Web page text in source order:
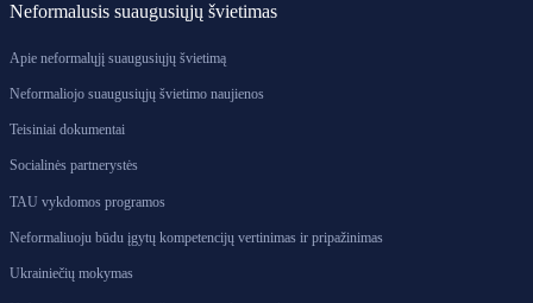
Neformalusis suaugusiųjų švietimas
Apie neformalųjį suaugusiųjų švietimą
Neformaliojo suaugusiųjų švietimo naujienos
Teisiniai dokumentai
Socialinės partnerystės
TAU vykdomos programos
Neformaliuoju būdu įgytų kompetencijų vertinimas ir pripažinimas
Ukrainiečių mokymas